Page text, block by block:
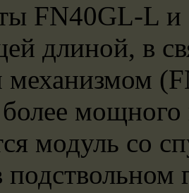
FN40GL-L
длиной, в
модуль со
подствольном